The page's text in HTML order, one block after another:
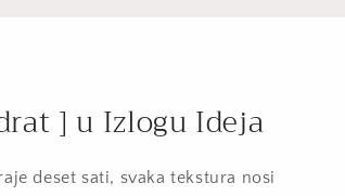
] u Izlogu Ideja
deset sati, svaka tekstura nosi